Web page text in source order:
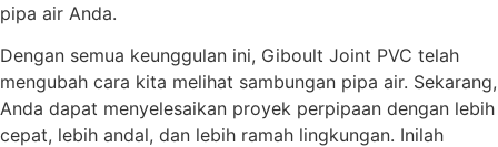
pipa air Anda.
Dengan semua keunggulan ini, Giboult Joint PVC telah
mengubah cara kita melihat sambungan pipa air. Sekarang,
Anda dapat menyelesaikan proyek perpipaan dengan lebih
cepat, lebih andal, dan lebih ramah lingkungan. Inilah